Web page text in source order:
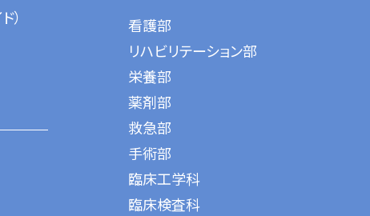
）
看護部
リハビリテーション部
栄養部
薬剤部
救急部
手術部
臨床工学科
臨床検査科